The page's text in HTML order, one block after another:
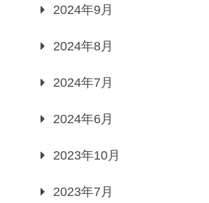
2024年9月
2024年8月
2024年7月
2024年6月
2023年10月
2023年7月